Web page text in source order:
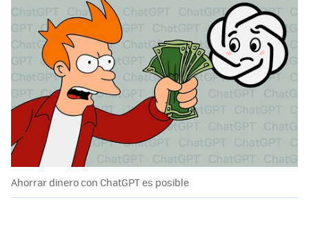
Ahorrar dinero con ChatGPT es posible